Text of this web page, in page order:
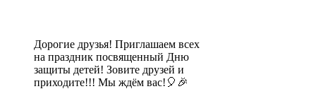
Дорогие друзья! Приглашаем всех
на праздник посвященный Дню
защиты детей! Зовите друзей и
приходите!!! Мы ждём вас!🎈🎉